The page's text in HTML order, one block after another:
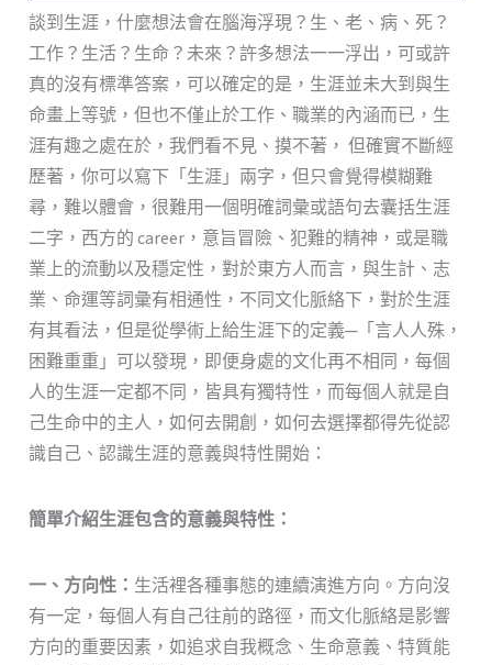
談到生涯，什麼想法會在腦海浮現？生、老、病、死？
工作？生活？生命？未來？許多想法一一浮出，可或許
真的沒有標準答案，可以確定的是，生涯並未大到與生
命畫上等號，但也不僅止於工作、職業的內涵而已，生
涯有趣之處在於，我們看不見、摸不著， 但確實不斷經
歷著，你可以寫下「生涯」兩字，但只會覺得模糊難
尋，難以體會，很難用一個明確詞彙或語句去囊括生涯
二字，西方的 career，意旨冒險、犯難的精神，或是職
業上的流動以及穩定性，對於東方人而言，與生計、志
業、命運等詞彙有相通性，不同文化脈絡下，對於生涯
有其看法，但是從學術上給生涯下的定義─「言人人殊，
困難重重」可以發現，即便身處的文化再不相同，每個
人的生涯一定都不同，皆具有獨特性，而每個人就是自
己生命中的主人，如何去開創，如何去選擇都得先從認
識自己、認識生涯的意義與特性開始：
簡單介紹生涯包含的意義與特性：
一、方向性： 生活裡各種事態的連續演進方向。方向沒
有一定，每個人有自己往前的路徑，而文化脈絡是影響
方向的重要因素，如追求自我概念、生命意義、特質能